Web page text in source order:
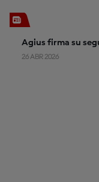
Agius firma su
26 ABR 2026